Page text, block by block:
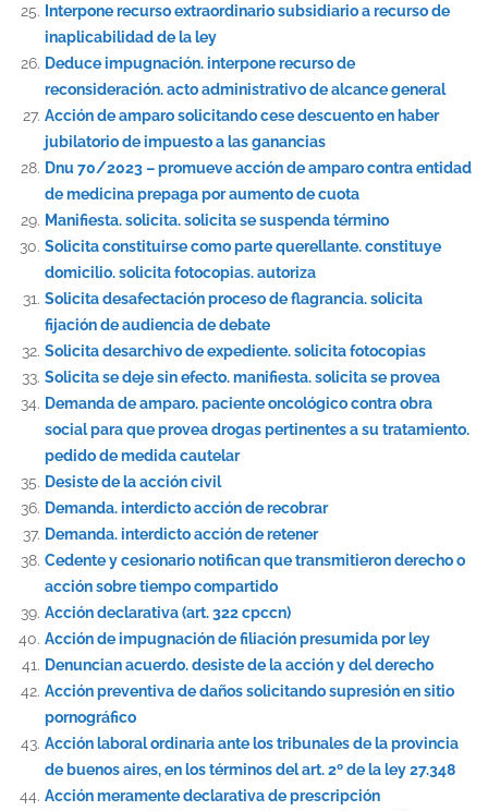
Interpone recurso extraordinario subsidiario a recurso de
inaplicabilidad de la ley
Deduce impugnación. interpone recurso de
reconsideración. acto administrativo de alcance general
Acción de amparo solicitando cese descuento en haber
jubilatorio de impuesto a las ganancias
Dnu 70/2023 – promueve acción de amparo contra entidad
de medicina prepaga por aumento de cuota
Manifiesta. solicita. solicita se suspenda término
Solicita constituirse como parte querellante. constituye
domicilio. solicita fotocopias. autoriza
Solicita desafectación proceso de flagrancia. solicita
fijación de audiencia de debate
Solicita desarchivo de expediente. solicita fotocopias
Solicita se deje sin efecto. manifiesta. solicita se provea
Demanda de amparo. paciente oncológico contra obra
social para que provea drogas pertinentes a su tratamiento.
pedido de medida cautelar
Desiste de la acción civil
Demanda. interdicto acción de recobrar
Demanda. interdicto acción de retener
Cedente y cesionario notifican que transmitieron derecho o
acción sobre tiempo compartido
Acción declarativa (art. 322 cpccn)
Acción de impugnación de filiación presumida por ley
Denuncian acuerdo. desiste de la acción y del derecho
Acción preventiva de daños solicitando supresión en sitio
pornográfico
Acción laboral ordinaria ante los tribunales de la provincia
de buenos aires, en los términos del art. 2º de la ley 27.348
Acción meramente declarativa de prescripción